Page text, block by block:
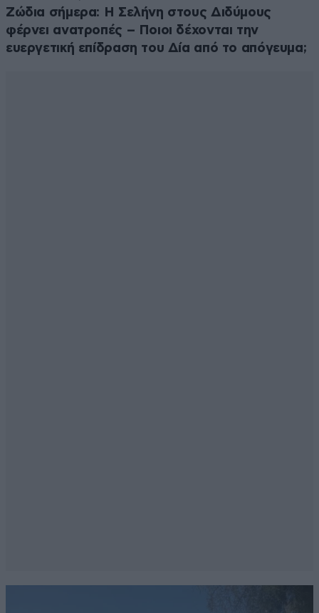
Ζώδια σήμερα: Η Σελήνη στους Διδύμους
φέρνει ανατροπές – Ποιοι δέχονται την
ευεργετική επίδραση του Δία από το απόγευμα;